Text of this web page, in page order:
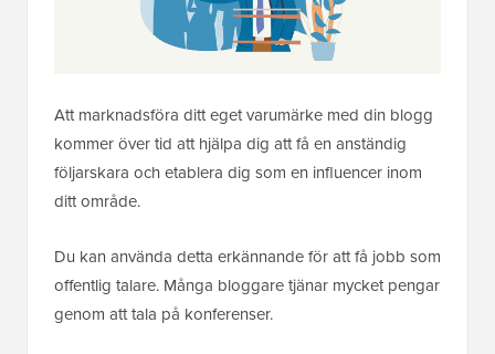
Att marknadsföra ditt eget varumärke med din blogg
kommer över tid att hjälpa dig att få en anständig
följarskara och etablera dig som en influencer inom
ditt område.
Du kan använda detta erkännande för att få jobb som
offentlig talare. Många bloggare tjänar mycket pengar
genom att tala på konferenser.